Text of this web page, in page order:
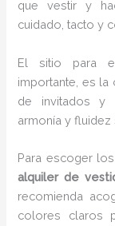
que vestir y
cuidado, tacto y
El sitio para
importante, es la
de invitados y
armonía y fluidez
Para escoger
alquiler de
recomienda
colores claros